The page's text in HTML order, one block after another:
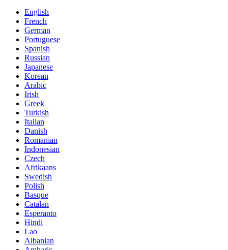
English
French
German
Portuguese
Spanish
Russian
Japanese
Korean
Arabic
Irish
Greek
Turkish
Italian
Danish
Romanian
Indonesian
Czech
Afrikaans
Swedish
Polish
Basque
Catalan
Esperanto
Hindi
Lao
Albanian